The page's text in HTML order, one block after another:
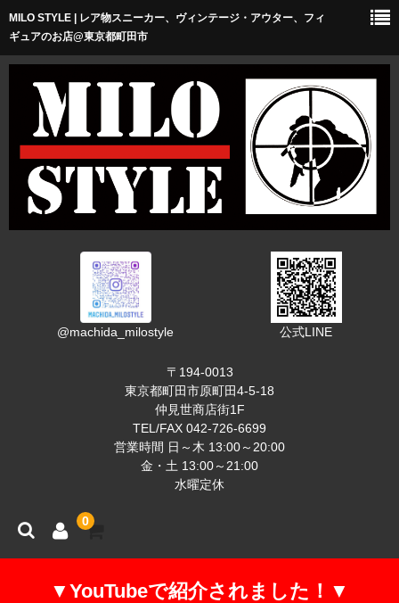
ショップについて
アクセス
オススメリンク
お問い合わせ
MILO STYLE | レア物スニーカー、ヴィンテージ・アウター、フィ
ギュアのお店@東京都町田市
@machida_milostyle 公式LINE
〒194-0013
東京都町田市原町田4-5-18
仲見世商店街1F
TEL/FAX 042-726-6699
営業時間 日～木 13:00～20:00
金・土 13:00～21:00
水曜定休
0
▼YouTubeで紹介されました！▼